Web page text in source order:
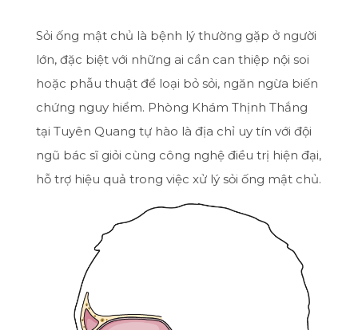
Sỏi ống mật chủ là bệnh lý thường gặp ở người
lớn, đặc biệt với những ai cần can thiệp nội soi
hoặc phẫu thuật để loại bỏ sỏi, ngăn ngừa biến
chứng nguy hiểm. Phòng Khám Thịnh Thắng
tại Tuyên Quang tự hào là địa chỉ uy tín với đội
ngũ bác sĩ giỏi cùng công nghệ điều trị hiện đại,
hỗ trợ hiệu quả trong việc xử lý sỏi ống mật chủ.